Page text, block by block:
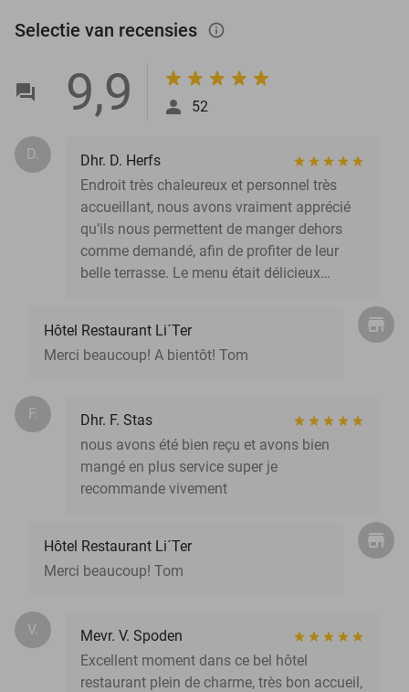
Selectie van recensies info_outlined
9,9 52
D.
Dhr. D. Herfs
Endroit très chaleureux et personnel très
accueillant, nous avons vraiment apprécié
qu’ils nous permettent de manger dehors
comme demandé, afin de profiter de leur
belle terrasse. Le menu était délicieux…
Hôtel Restaurant Li´Ter
Merci beaucoup! A bientôt! Tom
F.
Dhr. F. Stas
nous avons été bien reçu et avons bien
mangé en plus service super je
recommande vivement
Hôtel Restaurant Li´Ter
Merci beaucoup! Tom
V.
Mevr. V. Spoden
Excellent moment dans ce bel hôtel
restaurant plein de charme, très bon accueil,